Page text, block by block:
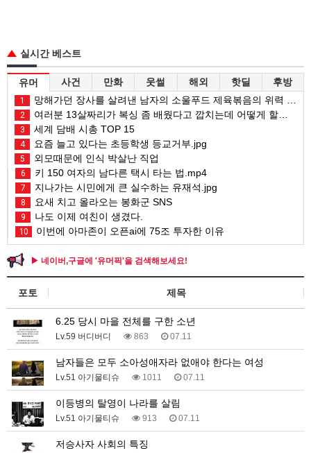
실시간 베스트
유머 사건 만화 웃썰 해외 핫딜 후방
1 망해가던 장사를 살려낸 남자의 소울푸드 제육볶음의 위력 ㅋㅋ
2 여러분 13살짜리가 복싱 좀 배웠다고 깝치는데 어떻게 할까요?
3 세계 담배 시총 TOP 15
4 요즘 늘고 있다는 초등학생 등교거부.jpg
5 외모때문에 인식 박살난 직업
6 키 150 여자의 남다른 택시 타는 법.mp4
7 지나가는 시민에게 큰 실수하는 유재석.jpg
8 요새 치고 올라오는 봉화군 SNS
9 나도 이제 여친이 생겼다.
10 이번에 아마존이 오픈ai에 75조 투자한 이유
▶ 네이버,구글에 '유머픽'을 검색해보세요!
포토 제목
6.25 당시 마을 전체를 구한 소년
Lv.59 버디버디 863 07.11
남자들은 모두 소아성애자라 없애야 한다는 여성
Lv.51 아기물티슈 1011 07.11
이등병의 탈영이 나라를 살림
Lv.51 아기물티슈 913 07.11
저승사자 사회의 특징